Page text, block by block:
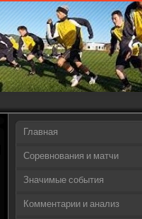
Главная
Соревнования и матчи
Значимые события
Комментарии и анализ